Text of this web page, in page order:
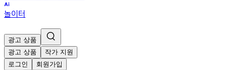
놀이터
광고 상품
광고 상품
작가 지원
로그인
회원가입